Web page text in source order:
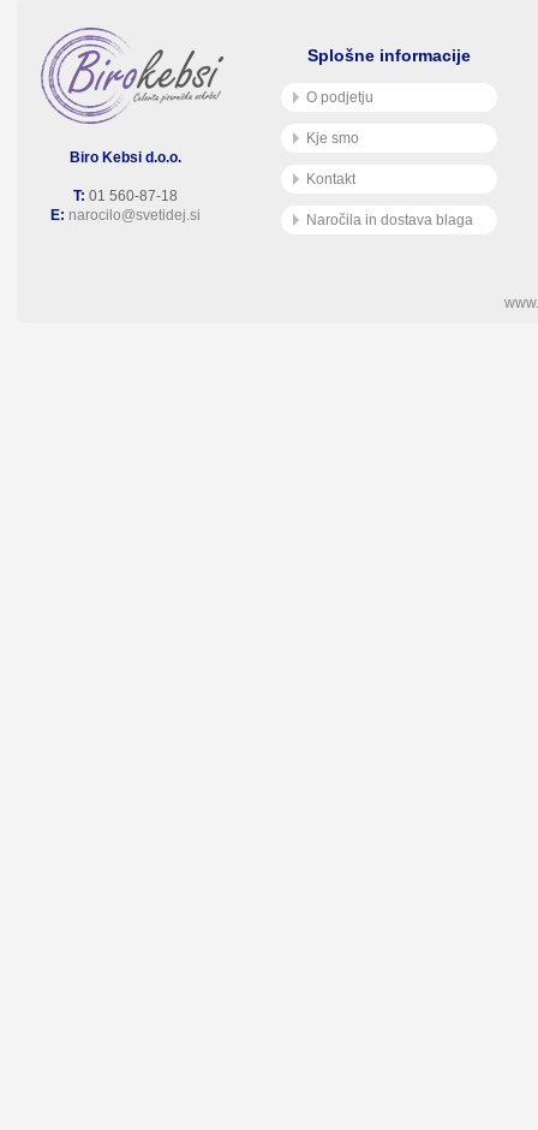
Biro Kebsi d.o.o.
T: 01 560-87-18
E: narocilo@svetidej.si
Splošne informacije
O podjetju
Kje smo
Kontakt
Naročila in dostava blaga